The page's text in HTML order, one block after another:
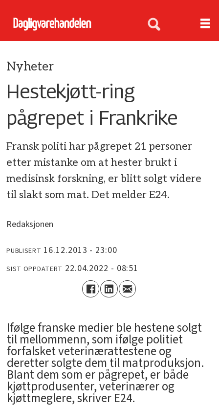
Nyheter
Hestekjøtt-ring
pågrepet i Frankrike
Fransk politi har pågrepet 21 personer
etter mistanke om at hester brukt i
medisinsk forskning, er blitt solgt videre
til slakt som mat. Det melder E24.
Redaksjonen
PUBLISERT 16.12.2013 - 23:00
SIST OPPDATERT 22.04.2022 - 08:51
Ifølge franske medier ble hestene solgt
til mellommenn, som ifølge politiet
forfalsket veterinærattestene og
deretter solgte dem til matproduksjon.
Blant dem som er pågrepet, er både
kjøttprodusenter, veterinærer og
kjøttmeglere, skriver E24.